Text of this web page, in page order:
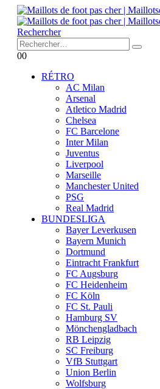
Rechercher
00
RÉTRO
AC Milan
Arsenal
Atletico Madrid
Chelsea
FC Barcelone
Inter Milan
Juventus
Liverpool
Marseille
Manchester United
PSG
Real Madrid
BUNDESLIGA
Bayer Leverkusen
Bayern Munich
Dortmund
Eintracht Frankfurt
FC Augsburg
FC Heidenheim
FC Köln
FC St. Pauli
Hamburg SV
Mönchengladbach
RB Leipzig
SC Freiburg
VfB Stuttgart
Union Berlin
Wolfsburg